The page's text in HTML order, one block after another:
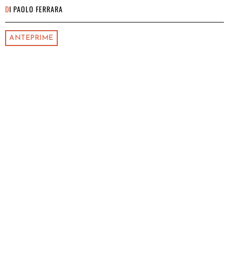
DI PAOLO FERRARA
ANTEPRIME